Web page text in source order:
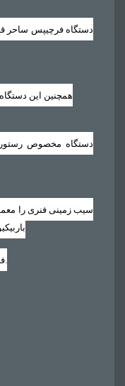
دستگاه فرچیپس ساحر
همچنین این
دستگاه مخصوص
سیب زمینی فنری را